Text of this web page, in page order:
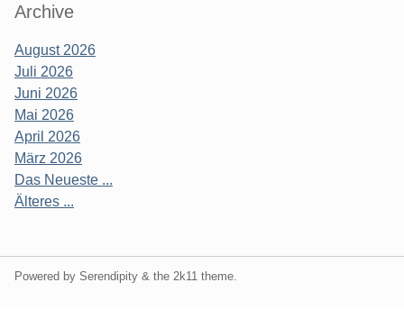
Archive
August 2026
Juli 2026
Juni 2026
Mai 2026
April 2026
März 2026
Das Neueste ...
Älteres ...
Powered by Serendipity & the 2k11 theme.